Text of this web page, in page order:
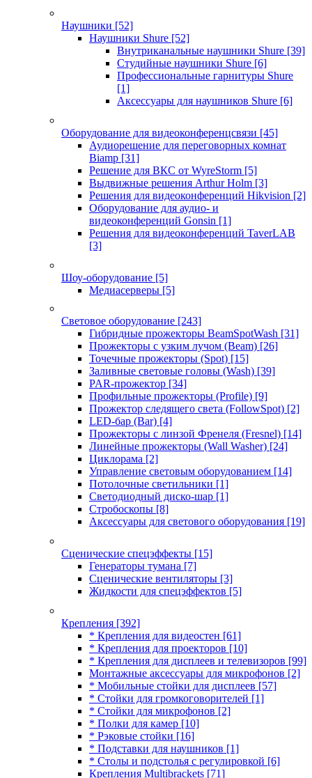
Наушники [52]
Наушники Shure [52]
Внутриканальные наушники Shure [39]
Студийные наушники Shure [6]
Профессиональные гарнитуры Shure
[1]
Аксессуары для наушников Shure [6]
Оборудование для видеоконференцсвязи [45]
Аудиорешение для переговорных комнат
Biamp [31]
Решение для ВКС от WyreStorm [5]
Выдвижные решения Arthur Holm [3]
Решения для видеоконференций Hikvision [2]
Оборудование для аудио- и
видеоконференций Gonsin [1]
Решения для видеоконференций TaverLAB
[3]
Шоу-оборудование [5]
Медиасерверы [5]
Световое оборудование [243]
Гибридные прожекторы BeamSpotWash [31]
Прожекторы с узким лучом (Beam) [26]
Точечные прожекторы (Spot) [15]
Заливные световые головы (Wash) [39]
PAR-прожектор [34]
Профильные прожекторы (Profile) [9]
Прожектор следящего света (FollowSpot) [2]
LED-бар (Bar) [4]
Прожекторы с линзой Френеля (Fresnel) [14]
Линейные прожекторы (Wall Washer) [24]
Циклорама [2]
Управление световым оборудованием [14]
Потолочные светильники [1]
Светодиодный диско-шар [1]
Стробоскопы [8]
Аксессуары для светового оборудования [19]
Сценические спецэффекты [15]
Генераторы тумана [7]
Сценические вентиляторы [3]
Жидкости для спецэффектов [5]
Крепления [392]
* Крепления для видеостен [61]
* Крепления для проекторов [10]
* Крепления для дисплеев и телевизоров [99]
Монтажные аксессуары для микрофонов [2]
* Мобильные стойки для дисплеев [57]
* Стойки для громкоговорителей [1]
* Стойки для микрофонов [2]
* Полки для камер [10]
* Рэковые стойки [16]
* Подставки для наушников [1]
* Столы и подстолья с регулировкой [6]
Крепления Multibrackets [71]